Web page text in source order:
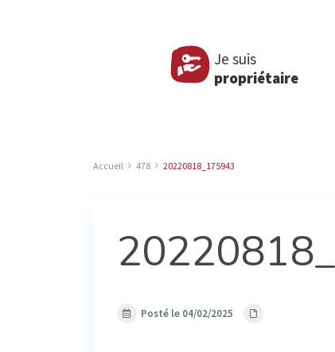
Je suis
propriétaire
Accueil 478 20220818_175943
Posté le 04/02/2025